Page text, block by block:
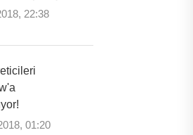
22:38
01:20